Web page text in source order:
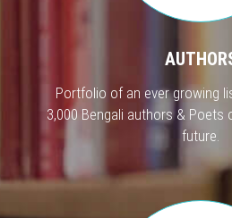
Portfolio of an ever growing
3,000 Bengali authors & Poets
future.